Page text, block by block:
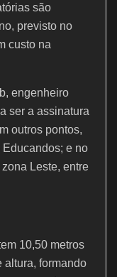
são
previsto no
custo na
engenheiro
ser a assinatura
outros pontos,
e no
Leste, entre
10,50 metros
altura, formando